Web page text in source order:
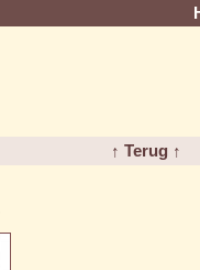
↑ Terug ↑